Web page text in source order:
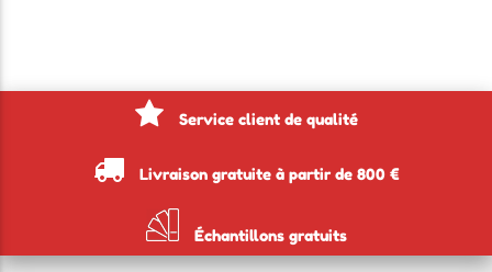
Service client de qualité
Livraison gratuite à partir de 800 €
Échantillons gratuits